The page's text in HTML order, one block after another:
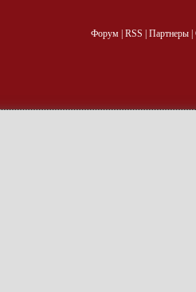
Форум| RSS Партнеры|